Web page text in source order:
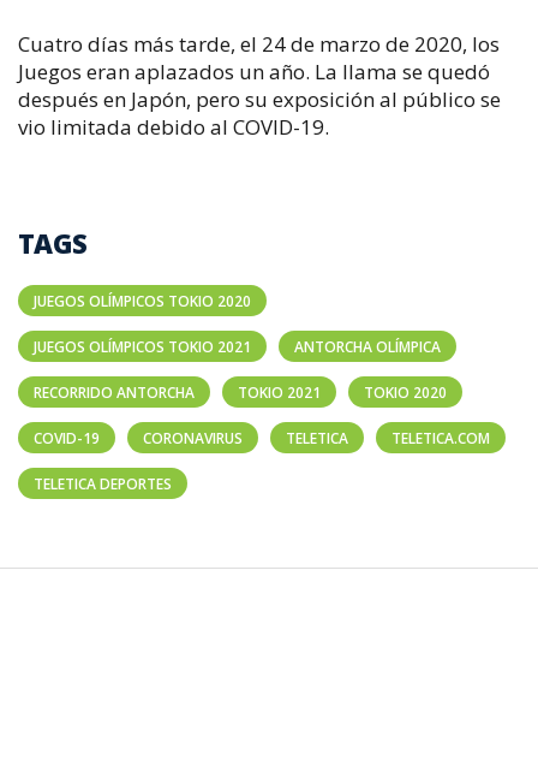
Cuatro días más tarde, el 24 de marzo de 2020, los
Juegos eran aplazados un año. La llama se quedó
después en Japón, pero su exposición al público se
vio limitada debido al COVID-19.
TAGS
JUEGOS OLÍMPICOS TOKIO 2020
JUEGOS OLÍMPICOS TOKIO 2021 ANTORCHA OLÍMPICA
RECORRIDO ANTORCHA TOKIO 2021 TOKIO 2020
COVID-19 CORONAVIRUS TELETICA TELETICA.COM
TELETICA DEPORTES